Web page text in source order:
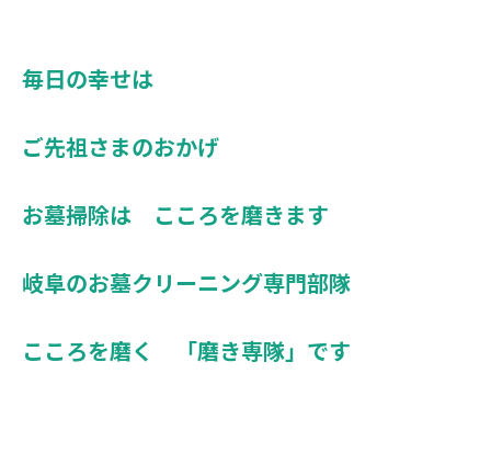
毎日の幸せは
ご先祖さまのおかげ
お墓掃除は こころを磨きます
岐阜のお墓クリーニング専門部隊
こころを磨く 「磨き専隊」です